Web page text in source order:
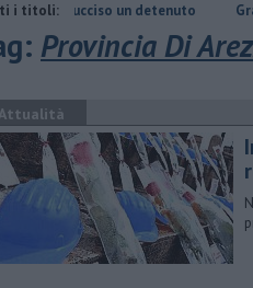
i titoli:
un detenuto Grattano e
Provincia Di